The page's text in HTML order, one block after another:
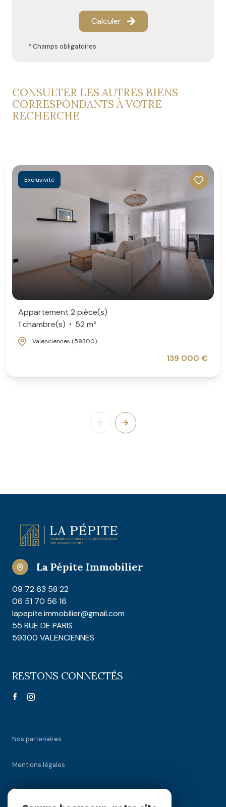
Calculer
* Champs obligatoires
CONSULTER LES AUTRES BIENS
CORRESPONDANTS À VOTRE
RECHERCHE
Exclusivité
Appartement 2 pièce(s)
1 chambre(s)
52 m²
Valenciennes (59300)
139 000 €
La Pépite Immobilier
09 72 63 58 22
06 51 70 56 16
lapepite.immobilier@gmail.com
55 RUE DE PARIS
59300 VALENCIENNES
RESTONS CONNECTÉS
Nos partenaires
Mentions légales
Admin